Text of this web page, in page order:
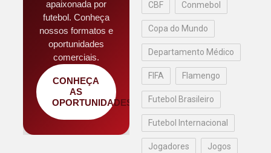
apaixonada por
futebol. Conheça
nossos formatos e
oportunidades
comerciais.
CONHEÇA
AS
OPORTUNIDADES
CBF Conmebol
Copa do Mundo
Departamento Médico
FIFA Flamengo
Futebol Brasileiro
Futebol Internacional
Jogadores Jogos